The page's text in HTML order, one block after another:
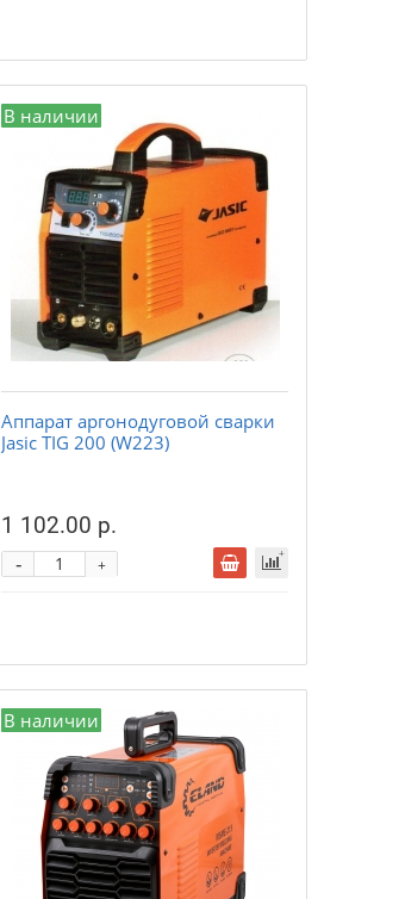
В наличии
Аппарат аргонодуговой сварки
Jasic TIG 200 (W223)
1 102.00 р.
+
-
В наличии